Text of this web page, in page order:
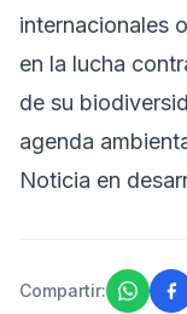
internacionales
en la lucha
de su
agenda
Noticia en
Compartir: